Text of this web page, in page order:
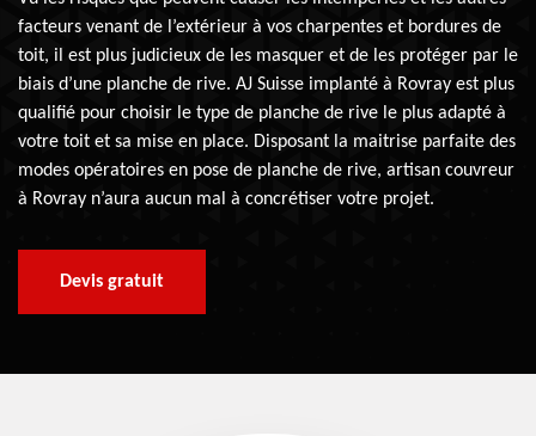
facteurs venant de l’extérieur à vos charpentes et bordures de
toit, il est plus judicieux de les masquer et de les protéger par le
biais d’une planche de rive. AJ Suisse implanté à Rovray est plus
qualifié pour choisir le type de planche de rive le plus adapté à
votre toit et sa mise en place. Disposant la maitrise parfaite des
modes opératoires en pose de planche de rive, artisan couvreur
à Rovray n’aura aucun mal à concrétiser votre projet.
Devis gratuit